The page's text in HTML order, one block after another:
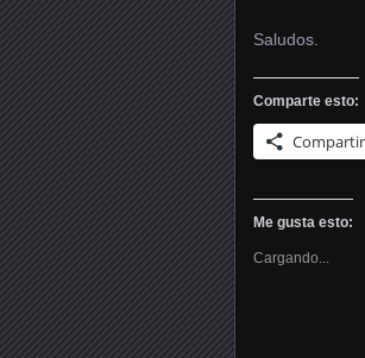
Saludos.
Comparte esto:
Compartir
Me gusta esto:
Cargando...